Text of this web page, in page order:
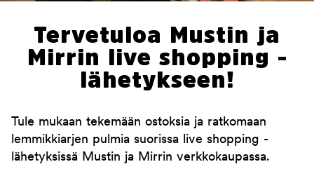
Tervetuloa Mustin ja
Mirrin live shopping -
lähetykseen!
Tule mukaan tekemään ostoksia ja ratkomaan
lemmikkiarjen pulmia suorissa live shopping -
lähetyksissä Mustin ja Mirrin verkkokaupassa.